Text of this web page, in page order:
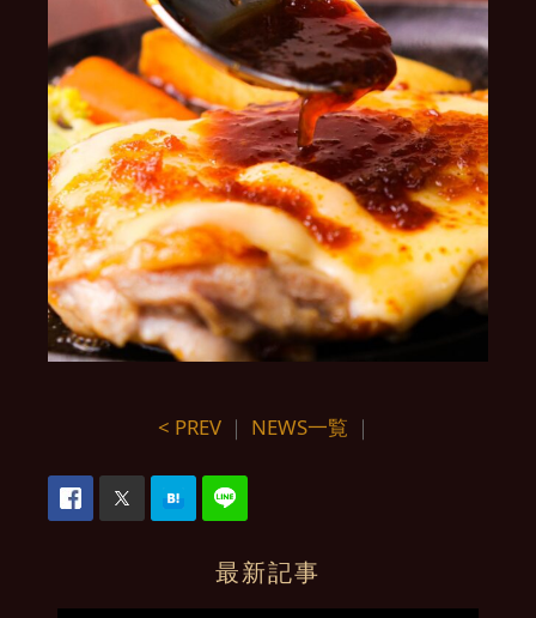
< PREV ｜ NEWS一覧 ｜
最新記事